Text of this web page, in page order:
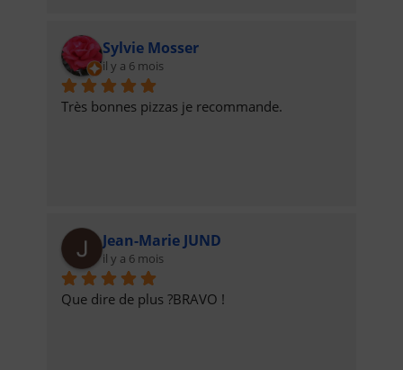
Sylvie Mosser
il y a 6 mois
Très bonnes pizzas je recommande.
Jean-Marie JUND
il y a 6 mois
Que dire de plus ?BRAVO !